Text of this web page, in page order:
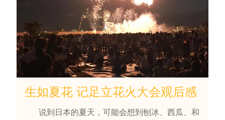
生如夏花 记足立花火大会观后感
说到日本的夏天，可能会想到刨冰、西瓜、和